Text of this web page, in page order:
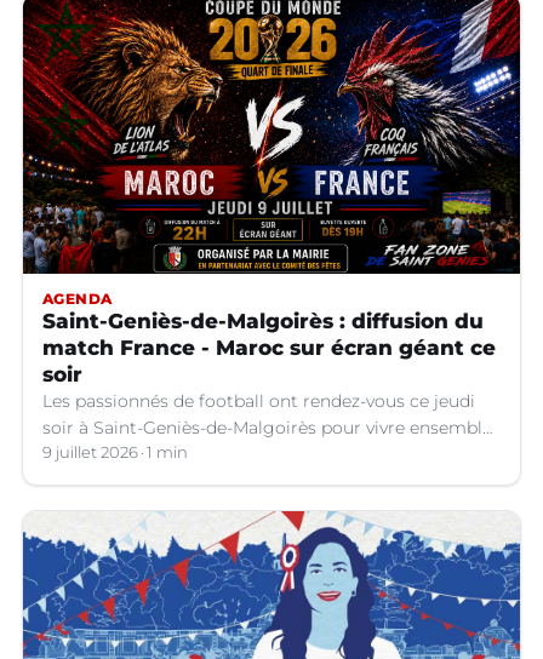
AGENDA
Saint-Geniès-de-Malgoirès : diffusion du
match France - Maroc sur écran géant ce
soir
Les passionnés de football ont rendez-vous ce jeudi
soir à Saint-Geniès-de-Malgoirès pour vivre ensemble
l'un des temps forts de la Coupe du Monde 2026.
9 juillet 2026 1 min